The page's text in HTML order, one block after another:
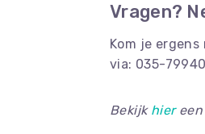
Vragen?
Kom je
via: 035-
Bekijk hiereen